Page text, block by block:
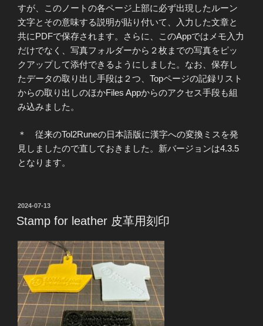
すが、このノートの各ページ上部に必ず出現したルーン
文字とその意味する説明が貼り付いて、入力した文章と
共にPDFで保存されます。さらに、このAppではメモ入力
だけでなく、写真フォルダーから２枚までの写真をピッ
クアップして添付できるようにしました。なお、保存し
たデータの取り出し手段は２つ、Topページの記録リスト
からの取り出しのほかFiles Appからのアクセス手段も組
み込みました。
＊ 従来のTol2Runeの日本語版に漢字への変換ミスを発
見しましたので直しておきました。新バージョンは4.3.5
となります。
投
稿
日:
2024-07-13
Stamp for leather 皮革用刻印